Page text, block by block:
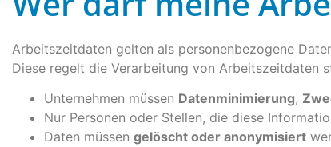
Arbeitszeitdaten gelten als personenbezogene
Diese regelt die Verarbeitung von Arbeitszeitdaten
Unternehmen müssen Datenminimierung,
Nur Personen oder Stellen, die diese
Daten müssen gelöscht oder anonymisiert